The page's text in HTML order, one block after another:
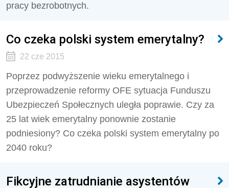
pracy bezrobotnych.
Co czeka polski system emerytalny?
22 cze 2015
Poprzez podwyższenie wieku emerytalnego i
przeprowadzenie reformy OFE sytuacja Funduszu
Ubezpieczeń Społecznych uległa poprawie. Czy za
25 lat wiek emerytalny ponownie zostanie
podniesiony? Co czeka polski system emerytalny po
2040 roku?
Fikcyjne zatrudnianie asystentów